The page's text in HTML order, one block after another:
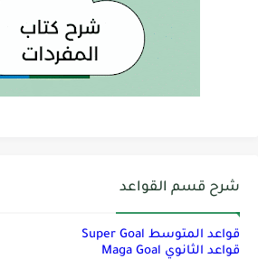
شرح قسم القواعد
قواعد المتوسط Super Goal
قواعد الثانوي Maga Goal